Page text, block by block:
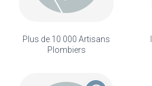
Plus de 10 000 Artisans
Plombiers